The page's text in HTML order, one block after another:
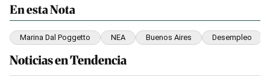
En esta Nota
Marina Dal Poggetto NEA Buenos Aires Desempleo
Noticias en Tendencia